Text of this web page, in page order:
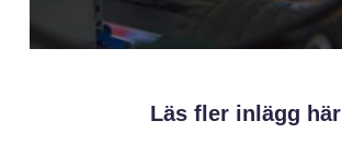
Läs fler inlägg här